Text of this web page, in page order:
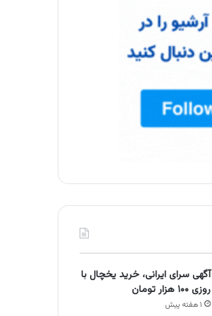
آگهی سرای ایرانی، خرید یخچال با
روزی ۱۰۰ هزار تومان
۱ هفته پیش